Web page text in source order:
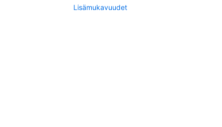
Lisämukavuudet